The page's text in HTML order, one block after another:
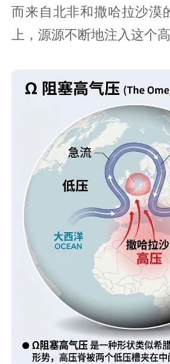
而来自北非和撒哈拉沙漠
上，源源不断地注入这个高